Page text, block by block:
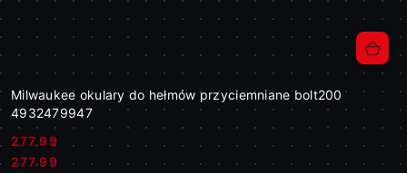
Milwaukee okulary do hełmów przyciemniane bolt200
4932479947
Cena:
277.99
Cena:
277.99